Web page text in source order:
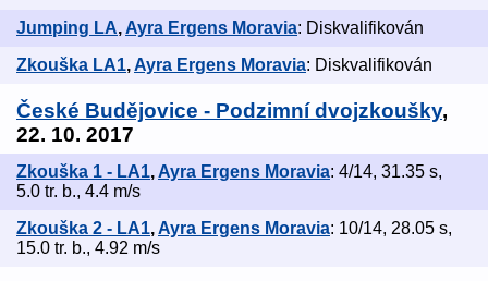
Jumping LA, Ayra Ergens Moravia: Diskvalifikován
Zkouška LA1,Ayra Ergens Moravia: Diskvalifikován
České Budějovice - Podzimní dvojzkoušky,
22. 10. 2017
Zkouška 1 - LA1, Ayra Ergens Moravia: 4/14, 31.35 s,
5.0 tr. b., 4.4 m/s
Zkouška 2 - LA1,Ayra Ergens Moravia: 10/14, 28.05 s,
15.0 tr. b., 4.92 m/s